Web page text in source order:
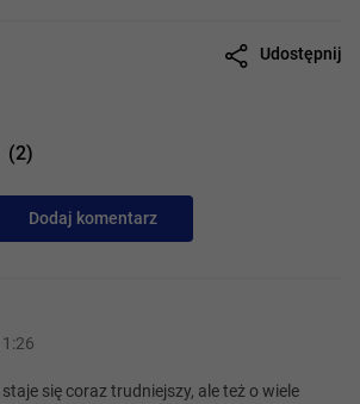
Udostępnij
(2)
Dodaj komentarz
się coraz trudniejszy, ale też o wiele